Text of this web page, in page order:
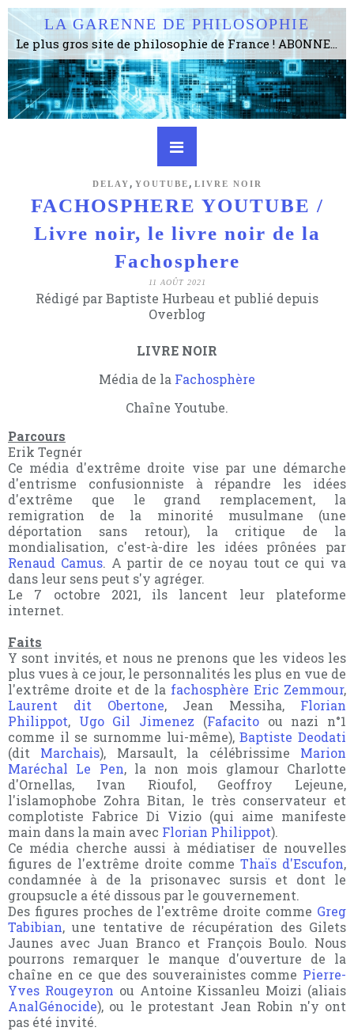
LA GARENNE DE PHILOSOPHIE
Le plus gros site de philosophie de France ! ABONNEZ-VOUS ! 4115 Articles, 1634 abonné·e·s, depuis 2006 . . . . . . . . 2 852 214 pages vues jusqu'à présent. Prestance et être apte à un plus grand nombre de choses.
DELAY , YOUTUBE , LIVRE NOIR
FACHOSPHERE YOUTUBE /
Livre noir, le livre noir de la
Fachosphere
11 AOÛT 2021
Rédigé par Baptiste Hurbeau et publié depuis
Overblog
LIVRE NOIR
Média de la Fachosphère
Chaîne Youtube.
Parcours
Erik Tegnér
Ce média d'extrême droite vise par une démarche
d'entrisme confusionniste à répandre les idées
d'extrême que le grand remplacement, la
remigration de la minorité musulmane (une
déportation sans retour), la critique de la
mondialisation, c'est-à-dire les idées prônées par
Renaud Camus. A partir de ce noyau tout ce qui va
dans leur sens peut s'y agréger.
Le 7 octobre 2021, ils lancent leur plateforme
internet.
Faits
Y sont invités, et nous ne prenons que les videos les
plus vues à ce jour, le personnalités les plus en vue de
l'extrême droite et de la fachosphère Eric Zemmour,
Laurent dit Obertone, Jean Messiha, Florian
Philippot, Ugo Gil Jimenez (Fafacitoou nazi n°1
comme il se surnomme lui-même),Baptiste Deodati
(dit Marchais), Marsault, la célébrissime Marion
Maréchal Le Pen, la non mois glamour Charlotte
d'Ornellas, Ivan Rioufol, Geoffroy Lejeune,
l'islamophobe Zohra Bitan, le très conservateur et
complotiste Fabrice Di Vizio (qui aime manifeste
main dans la main avec Florian Philippot).
Ce média cherche aussi à médiatiser de nouvelles
figures de l'extrême droite comme Thaïs d'Escufon,
condamnée à de la prisonavec sursis et dont le
groupsucle a été dissous par le gouvernement.
Des figures proches de l'extrême droite comme Greg
Tabibian, une tentative de récupération des Gilets
Jaunes avec Juan Branco et François Boulo. Nous
pourrons remarquer le manque d'ouverture de la
chaîne en ce que des souverainistes comme Pierre-
Yves Rougeyron ou Antoine Kissanleu Moizi (aliais
AnalGénocide), ou le protestant Jean Robin n'y ont
pas été invité.